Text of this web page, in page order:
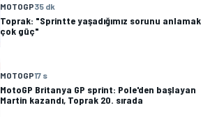
MOTOGP35 dk
Toprak: "Sprintte yaşadığımız sorunu anlamak
çok güç"
MOTOGP17 s
MotoGP Britanya GP sprint: Pole'den başlayan
Martin kazandı, Toprak 20. sırada